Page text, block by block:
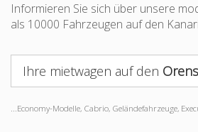
Informieren Sie sich über unsere
als 10000 Fahrzeugen auf den
Ihre mietwagen auf den
...Economy-Modelle, Cabrio, Geländefahrzeuge,